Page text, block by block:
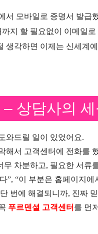
서 모바일로 증명서 발급
지 할 필요없이 이메일
생각하면 이제는 신세계
상담사의
와드릴 일이 있었어요.
해서 고객센터에 전화를
차분하고, 필요한 서류
”, “이 부분은 홈페이지
번에 해결되니까, 진짜
푸르덴셜 고객센터 를 먼